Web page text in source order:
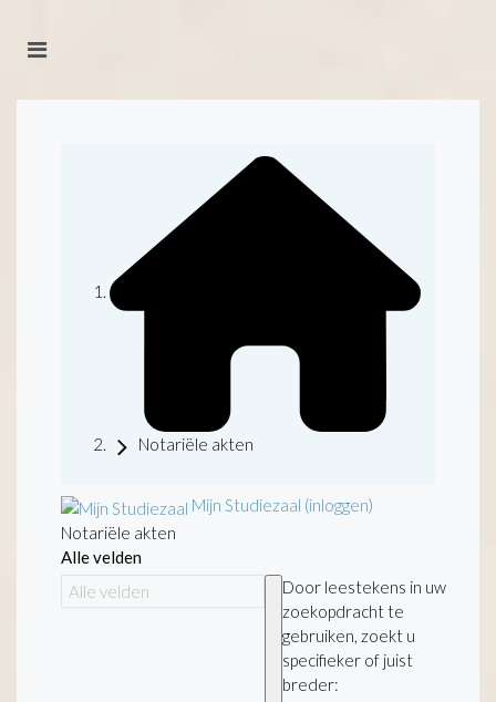
Notariële akten
Mijn Studiezaal (inloggen)
Notariële akten
Alle velden
Door leestekens in uw
zoekopdracht te
gebruiken, zoekt u
specifieker of juist
breder: